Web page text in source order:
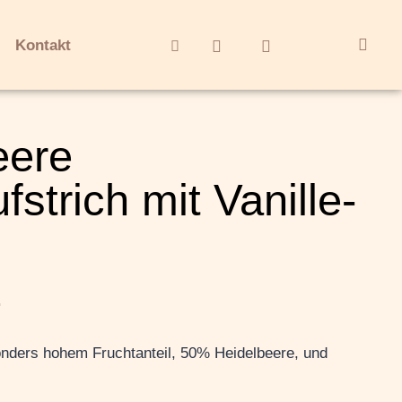
Kontakt
mit Vanille-
hohem Fruchtanteil, 50% Heidelbeere, und